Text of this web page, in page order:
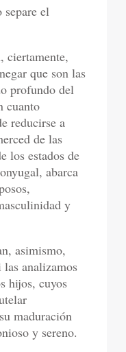
el
ciertamente,
que son las
profundo del
cuanto
reducirse a
de las
los estados de
abarca
y
asimismo,
las analizamos
hijos, cuyos
maduración
y sereno.